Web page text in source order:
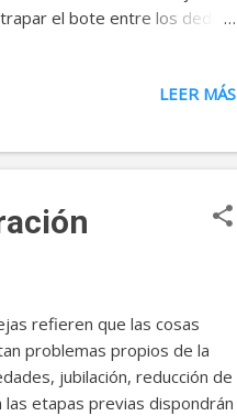
el bote entre los dedos,
Esto talvez te lleve a
un problema que no
LEER MÁS
refieren que las cosas
problemas propios de la
jubilación, reducción de
etapas previas dispondrán